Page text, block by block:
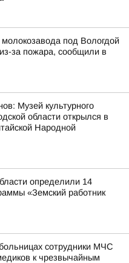
молокозавода под Вологдой
за пожара, сообщили в
Музей культурного
области открылся в
Народной
определили 14
«Земский работник
сотрудники МЧС
к чрезвычайным